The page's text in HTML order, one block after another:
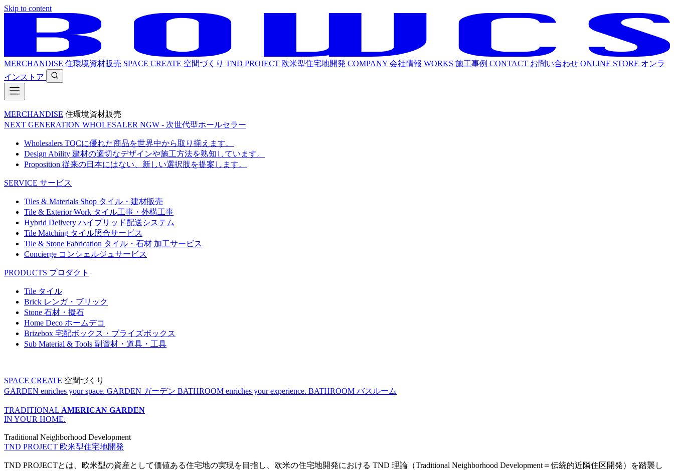
Skip to content
MERCHANDISE 住環境資材販売 SPACE CREATE 空間づくり TND PROJECT 欧米型住宅地開発 COMPANY 会社情報 WORKS 施工事例 CONTACT お問い合わせ ONLINE STORE オンラ
インストア
MERCHANDISE 住環境資材販売
NEXT GENERATION WHOLESALER NGW - 次世代型ホールセラー
Wholesalers TQCに優れた商品を世界中から取り揃えます。
Design Ability 建材の適切なデザインや施工方法を熟知しています。
Proposition 従来の日本にはない、新しい選択肢を提案します。
SERVICE サービス
Tiles & Materials Shop タイル・建材販売
Tile & Exterior Work タイル工事・外構工事
Hybrid Delivery ハイブリッド配送システム
Tile Matching タイル照合サービス
Tile & Stone Fabrication タイル・石材 加工サービス
Concierge コンシェルジュサービス
PRODUCTS プロダクト
Tile タイル
Brick レンガ・ブリック
Stone 石材・擬石
Home Deco ホームデコ
Brizebox 宅配ボックス・ブライズボックス
Sub Material & Tools 副資材・道具・工具
SPACE CREATE 空間づくり
GARDEN enriches your space. GARDEN ガーデン BATHROOM enriches your experience. BATHROOM バスルーム
TRADITIONAL AMERICAN GARDEN
IN YOUR HOME.
Traditional Neighborhood Development
TND PROJECT 欧米型住宅地開発
TND PROJECTとは、欧米型の資産として価値ある住宅地の実現を目指し、欧米の住宅地開発における TND 理論（Traditional Neighborhood Development＝伝統的近隣住区開発）を踏襲し